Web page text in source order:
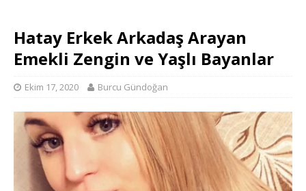
Hatay Erkek Arkadaş Arayan
Emekli Zengin ve Yaşlı Bayanlar
Ekim 17, 2020 Burcu Gündoğan